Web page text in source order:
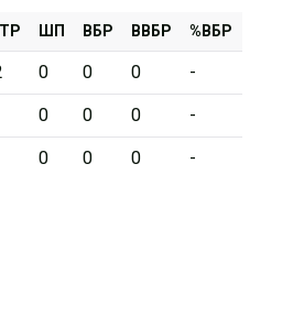
ШП ВБР ВВБР %ВБР
0 0 0 -
0 0 0 -
0 0 0 -